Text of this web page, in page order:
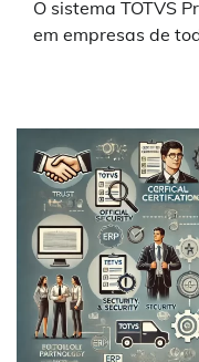
O sistema TOTVS
em empresas de